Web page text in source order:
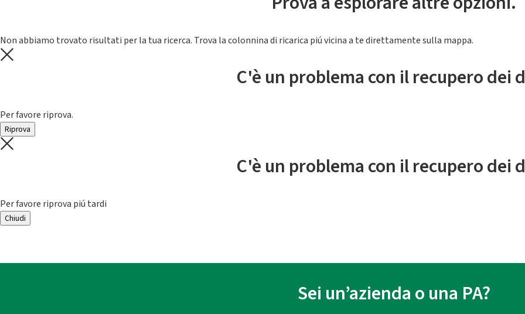
Non abbiamo trovato risultati per la tua ricerca. Trova la colonnina di ricarica piú vicina a te direttamente sulla mappa.
C'è un problema con il recupero dei
Per favore riprova.
Riprova
C'è un problema con il recupero dei
Per favore riprova piú tardi
Chiudi
Sei un’azienda o una PA?